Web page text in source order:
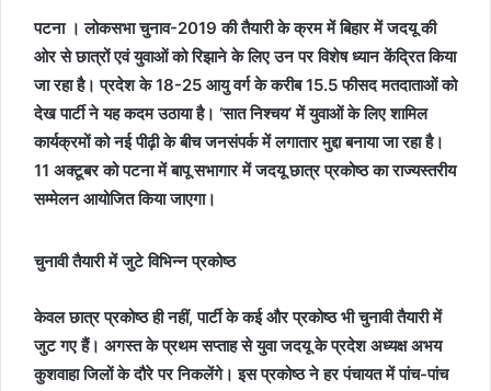
पटना । लोकसभा चुनाव-2019 की तैयारी के क्रम में बिहार में जदयू की
ओर से छात्रों एवं युवाओं को रिझाने के लिए उन पर विशेष ध्यान केंद्रित किया
जा रहा है। प्रदेश के 18-25 आयु वर्ग के करीब 15.5 फीसद मतदाताओं को
देख पार्टी ने यह कदम उठाया है। ‘सात निश्चय’ में युवाओं के लिए शामिल
कार्यक्रमों को नई पीढ़ी के बीच जनसंपर्क में लगातार मुद्दा बनाया जा रहा है।
11 अक्टूबर को पटना में बापू सभागार में जदयू छात्र प्रकोष्ठ का राज्यस्तरीय
सम्मेलन आयोजित किया जाएगा।
चुनावी तैयारी में जुटे विभिन्‍न प्रकोष्‍ठ
केवल छात्र प्रकोष्ठ ही नहीं, पार्टी के कई और प्रकोष्ठ भी चुनावी तैयारी में
जुट गए हैं। अगस्त के प्रथम सप्ताह से युवा जदयू के प्रदेश अध्यक्ष अभय
कुशवाहा जिलों के दौरे पर निकलेंगे। इस प्रकोष्ठ ने हर पंचायत में पांच-पांच